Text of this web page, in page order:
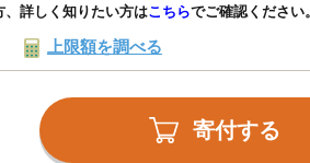
、詳しく知りたい方はこちらでご確認ください。
上限額を調べる
寄付する